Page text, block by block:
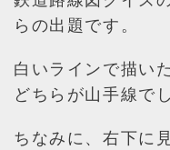
らの出題です。
白いラインで描い
どちらが山手線で
ちなみに、右下に